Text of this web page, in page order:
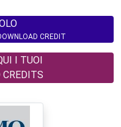
CREDIT
I TUOI
CREDITS